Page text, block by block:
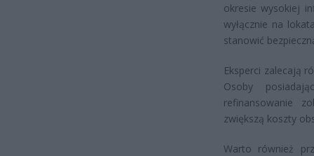
okresie wysokiej
wyłącznie na
stanowić
Eksperci zalecają
Osoby
refinansowanie
zwiększą koszty
Warto również